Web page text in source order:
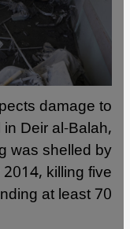
damage to
Deir al-Balah,
was shelled by
killing five
at least 70